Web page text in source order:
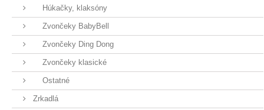
Húkačky, klaksóny
Zvončeky BabyBell
Zvončeky Ding Dong
Zvončeky klasické
Ostatné
Zrkadlá